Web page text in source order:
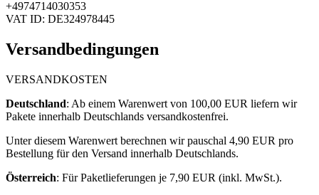
+4974714030353
VAT ID: DE324978445
Versandbedingungen
VERSANDKOSTEN
Deutschland: ​ Ab einem Warenwert von 100,00 EUR liefern wir
Pakete innerhalb Deutschlands versandkostenfrei.
Unter diesem Warenwert berechnen wir pauschal 4,90 EUR pro
Bestellung für den Versand innerhalb Deutschlands.
Österreich: Für Paketlieferungen je 7,90 EUR (inkl. MwSt.).